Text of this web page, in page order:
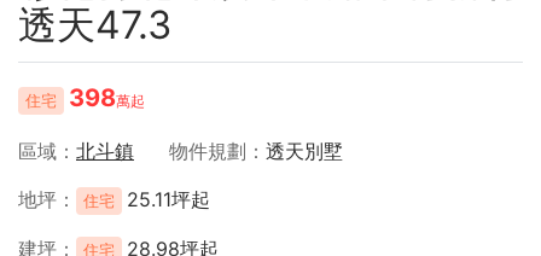
透天47.3
住宅 398萬起
區域 北斗鎮 物件規劃
透天別墅
地坪
住宅 25.11坪起
建坪 住宅 28.98坪起